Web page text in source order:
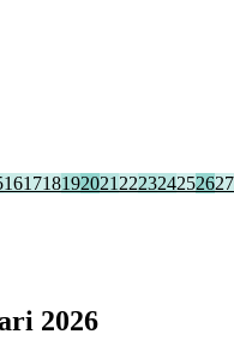
161718192021 222324252627
2026